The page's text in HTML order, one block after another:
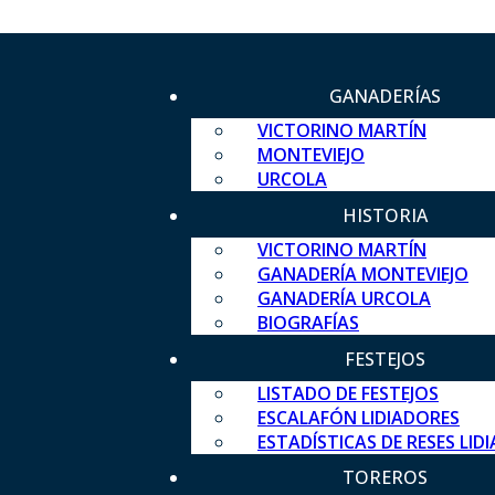
GANADERÍAS
VICTORINO MARTÍN
MONTEVIEJO
URCOLA
HISTORIA
VICTORINO MARTÍN
GANADERÍA MONTEVIEJO
GANADERÍA URCOLA
BIOGRAFÍAS
FESTEJOS
LISTADO DE FESTEJOS
ESCALAFÓN LIDIADORES
ESTADÍSTICAS DE RESES
TOREROS